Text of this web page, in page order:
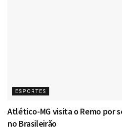
ESPORTES
Atlético-MG visita o Remo por
no Brasileirão